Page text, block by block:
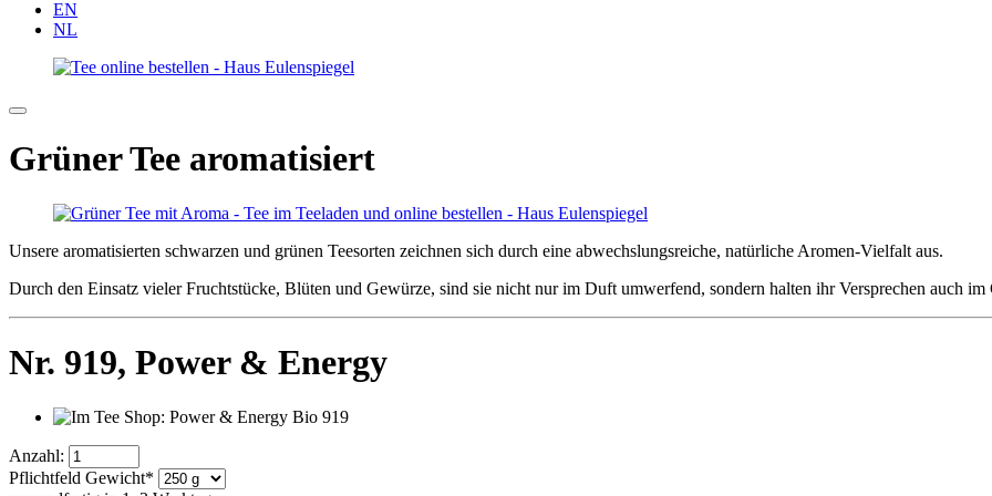
EN
NL
Grüner Tee aromatisiert
Unsere aromatisierten schwarzen und grünen Teesorten zeichnen sich durch eine abwechslungsreiche, natürliche Aromen-Vielfalt aus.
Durch den Einsatz vieler Fruchtstücke, Blüten und Gewürze, sind sie nicht nur im Duft umwerfend, sondern halten ihr Versprechen auch im
Nr. 919, Power & Energy
Anzahl:
Pflichtfeld Gewicht*